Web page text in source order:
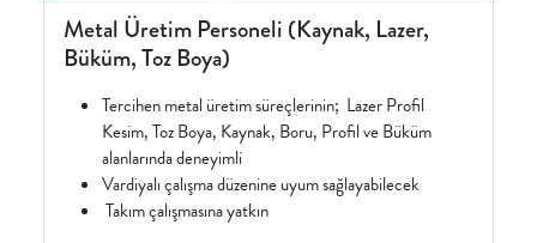
Metal Üretim Personeli (Kaynak, Lazer,
Büküm, Toz Boya)
Tercihen metal üretim süreçlerinin; Lazer Profil
Kesim, Toz Boya, Kaynak, Boru, Profil ve Büküm
alanlarında deneyimli
Vardiyalı çalışma düzenine uyum sağlayabilecek
Takım çalışmasına yatkın